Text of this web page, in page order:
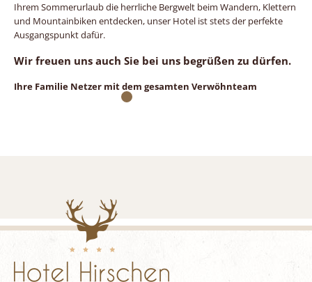
Ihrem Sommerurlaub die herrliche Bergwelt beim Wandern, Klettern
und Mountainbiken entdecken, unser Hotel ist stets der perfekte
Ausgangspunkt dafür.
Wir freuen uns auch Sie bei uns begrüßen zu dürfen.
Ihre Familie Netzer mit dem gesamten Verwöhnteam